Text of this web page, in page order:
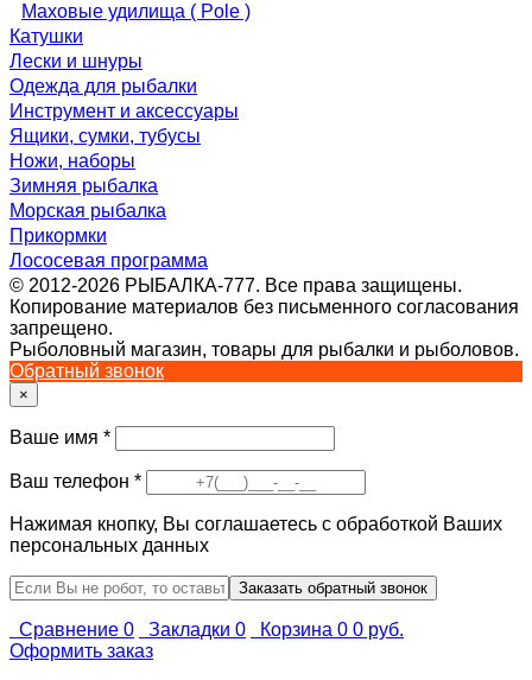
Маховые удилища ( Pole )
Катушки
Лески и шнуры
Одежда для рыбалки
Инструмент и аксессуары
Ящики, сумки, тубусы
Ножи, наборы
Зимняя рыбалка
Морская рыбалка
Прикормки
Лососевая программа
© 2012-2026 РЫБАЛКА-777. Все права защищены.
Копирование материалов без письменного согласования
запрещено.
Рыболовный магазин, товары для рыбалки и рыболовов.
Обратный звонок
×
Ваше имя *
Ваш телефон *
Нажимая кнопку, Вы соглашаетесь с обработкой Ваших
персональных данных
Сравнение 0 Закладки 0 Корзина 0 0 руб.
Оформить заказ